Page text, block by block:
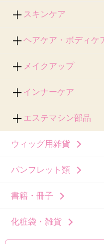
スキンケア
ヘアケア・ボディケ
メイクアップ
インナーケア
エステマシン部品
ウィッグ用雑貨
パンフレット類
書籍・冊子
化粧袋・雑貨